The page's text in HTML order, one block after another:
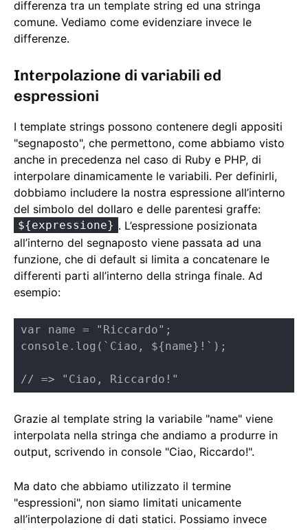
differenza tra un template string ed una stringa
comune. Vediamo come evidenziare invece le
differenze.
Interpolazione di variabili ed
espressioni
I template strings possono contenere degli appositi
"segnaposto", che permettono, come abbiamo visto
anche in precedenza nel caso di Ruby e PHP, di
interpolare dinamicamente le variabili. Per definirli,
dobbiamo includere la nostra espressione all’interno
del simbolo del dollaro e delle parentesi graffe:
${expressione} . L’espressione posizionata
all’interno del segnaposto viene passata ad una
funzione, che di default si limita a concatenare le
differenti parti all’interno della stringa finale. Ad
esempio:
var name = "Riccardo";
console.log(`Ciao, ${name}!`);
// => "Ciao, Riccardo!"
Grazie al template string la variabile "name" viene
interpolata nella stringa che andiamo a produrre in
output, scrivendo in console "Ciao, Riccardo!".
Ma dato che abbiamo utilizzato il termine
"espressioni", non siamo limitati unicamente
all’interpolazione di dati statici. Possiamo invece